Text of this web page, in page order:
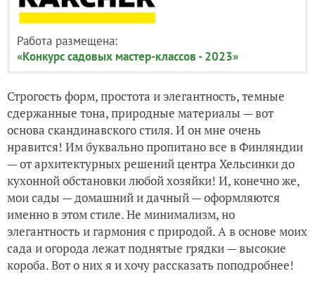
Работа размещена:
«Конкурс садовых мастер-классов - 2023»
Строгость форм, простота и элегантность, темные
сдержанные тона, природные материалы — вот
основа скандинавского стиля. И он мне очень
нравится! Им буквально пропитано все в Финляндии
— от архитектурных решений центра Хельсинки до
кухонной обстановки любой хозяйки! И, конечно же,
мои сады — домашний и дачный — оформляются
именно в этом стиле. Не минимализм, но
элегантность и гармония с природой. А в основе моих
сада и огорода лежат поднятые грядки — высокие
короба. Вот о них я и хочу рассказать поподробнее!